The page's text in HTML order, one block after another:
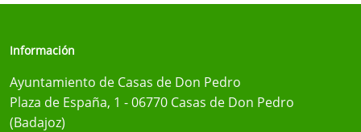
Información
Ayuntamiento de Casas de Don Pedro
Plaza de España, 1 - 06770 Casas de Don Pedro
(Badajoz)